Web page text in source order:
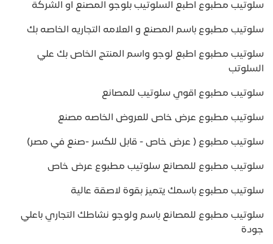
سلوتيب مطبوع اطبع السلوتيب بلوجو المصنع او الشركة
سلوتيب مطبوع باسم المصنع و العلامه التجاريه الخاصه بك
سلوتيب مطبوع اطبع لوجو واسم المنتج الخاص بك علي
السلوتب
سلوتيب مطبوع اقوي سلوتيب للمصانع
سلوتيب مطبوع عرض خاص للعروض الخاصه مصنع
سلوتيب مطبوع ( عرض خاص - قابل للكسر -صنع في مصر)
سلوتيب مطبوع للمصانع سلوتيب مطبوع عرض خاص
سلوتيب مطبوع باسمك يتميز بقوة لاصقة عالية
سلوتيب مطبوع للمصانع باسم ولوجو نشاطك التجاري باعلي
جودة